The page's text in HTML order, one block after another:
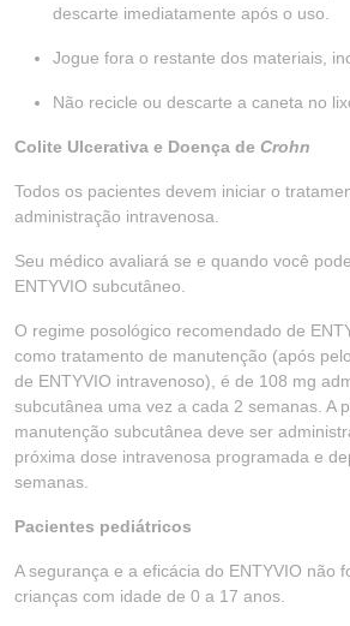
descarte imediatamente após o uso.
Jogue fora o restante dos materiais,
Não recicle ou descarte a caneta no
Colite Ulcerativa e Doença de Crohn
Todos os pacientes devem iniciar o
administração intravenosa.
Seu médico avaliará se e quando você
ENTYVIO subcutâneo.
O regime posológico recomendado de
como tratamento de manutenção (após
de ENTYVIO intravenoso), é de 108 mg
subcutânea uma vez a cada 2 semanas. A
manutenção subcutânea deve ser
próxima dose intravenosa programada e
semanas.
Pacientes pediátricos
A segurança e a eficácia do ENTYVIO não
crianças com idade de 0 a 17 anos.